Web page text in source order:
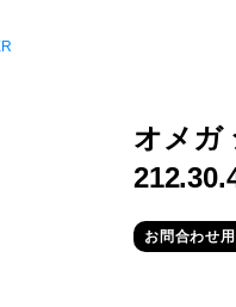
オメガ
お問合わせ